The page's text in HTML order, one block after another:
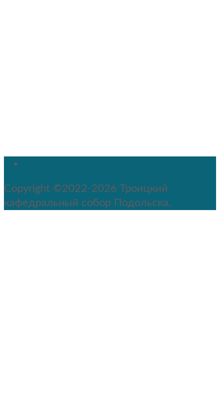
Copyright ©2022-2026 Троицкий
кафедральный собор Подольска.